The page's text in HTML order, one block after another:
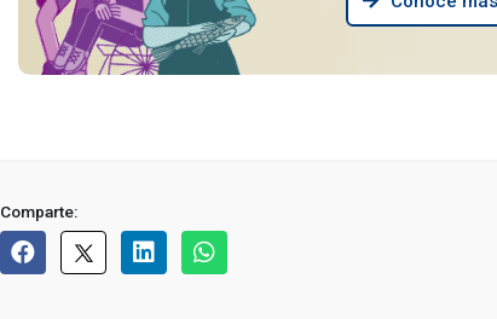
Comparte: